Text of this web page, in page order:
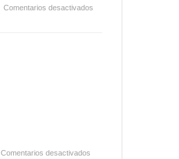
Comentarios desactivados
Comentarios desactivados